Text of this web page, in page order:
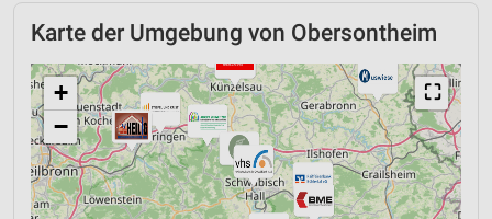
Karte der Umgebung von Obersontheim
⛶
+
−